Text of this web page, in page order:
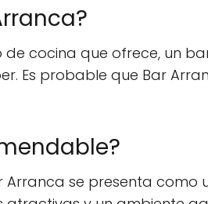
cocina que ofrece, un
Es probable que Bar
Arranca se presenta